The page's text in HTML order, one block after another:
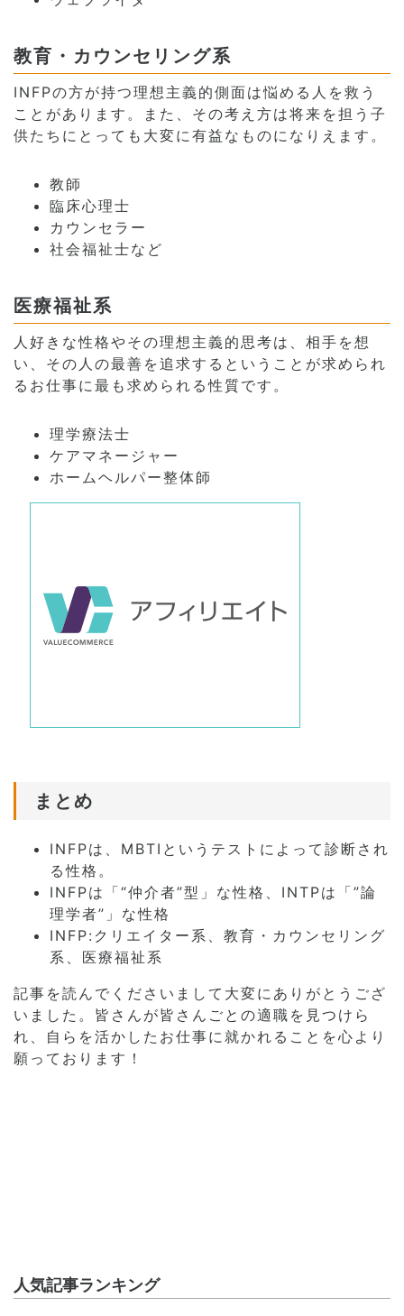
教育・カウンセリング系
INFPの方が持つ理想主義的側面は悩める人を救う
ことがあります。また、その考え方は将来を担う子
供たちにとっても大変に有益なものになりえます。
教師
臨床心理士
カウンセラー
社会福祉士など
医療福祉系
人好きな性格やその理想主義的思考は、相手を想
い、その人の最善を追求するということが求められ
るお仕事に最も求められる性質です。
理学療法士
ケアマネージャー
ホームヘルパー整体師
まとめ
INFPは、MBTIというテストによって診断され
る性格。
INFPは「“仲介者”型」な性格、INTPは「”論
理学者”」な性格
INFP:クリエイター系、教育・カウンセリング
系、医療福祉系
記事を読んでくださいまして大変にありがとうござ
いました。皆さんが皆さんごとの適職を見つけら
れ、自らを活かしたお仕事に就かれることを心より
願っております！
人気記事ランキング